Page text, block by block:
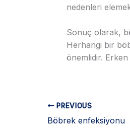
nedenleri
Sonuç olarak,
Herhangi bir
önemlidir. Erken
PREVIOUS
Böbrek enfeksiyonu